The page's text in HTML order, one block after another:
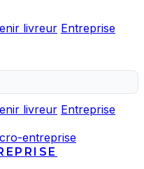
livreur Entreprise
livreur Entreprise
entreprise